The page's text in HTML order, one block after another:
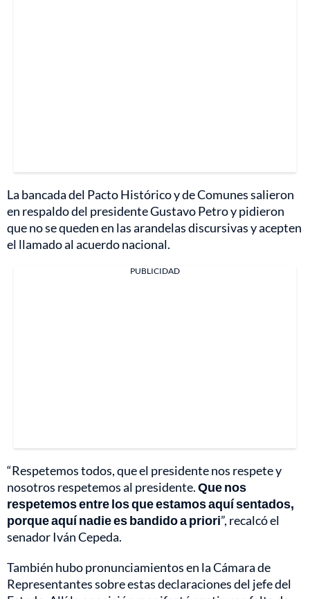
La bancada del Pacto Histórico y de Comunes salieron
en respaldo del presidente Gustavo Petro y pidieron
que no se queden en las arandelas discursivas y acepten
el llamado al acuerdo nacional.
PUBLICIDAD
“Respetemos todos, que el presidente nos respete y
nosotros respetemos al presidente.Que nos
respetemos entre los que estamos aquí sentados,
porque aquí nadie es bandido a priori”, recalcó el
senador Iván Cepeda.
También hubo pronunciamientos en la Cámara de
Representantes sobre estas declaraciones del jefe del